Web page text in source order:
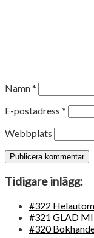
Namn*
E-postadress *
Webbplats
Tidigare inlägg:
#322
#321 GLAD
#320